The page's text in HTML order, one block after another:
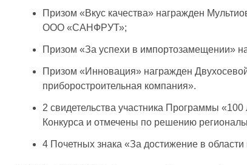
Призом «Вкус качества» награжден
ООО «САНФРУТ»;
Призом «За успехи в импортозамещении»
Призом «Инновация» награжден
приборостроительная компания».
2 свидетельства участника Программы
Конкурса и отмечены по решению
4 Почетных знака «За достижение в области